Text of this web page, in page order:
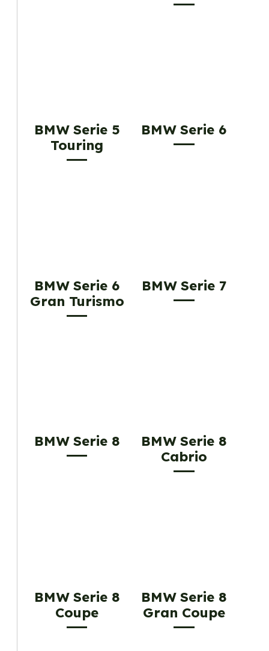
BMW Serie 5
Touring
BMW Serie 6
BMW Serie 6
Gran Turismo
BMW Serie 7
BMW Serie 8
BMW Serie 8
Cabrio
BMW Serie 8
Coupe
BMW Serie 8
Gran Coupe